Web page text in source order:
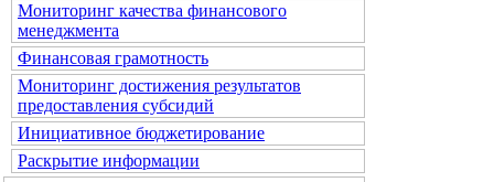
Мониторинг качества финансового
менеджмента
Финансовая грамотность
Мониторинг достижения результатов
предоставления субсидий
Инициативное бюджетирование
Раскрытие информации